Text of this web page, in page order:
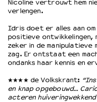
Nicoline vertrouwt hem
verlengen.
Idris doet er alles aan
positieve ontwikkelingen,
zeker in de manipulatieve
zag. Er ontstaat een
ondanks haar kennis en
★★★★ de Volkskrant:
en knap opgebouwd…
acteren huiveringwekkend